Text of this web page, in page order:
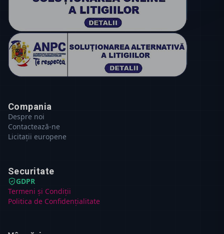
Compania
Despre noi
Contactează-ne
Licitații europene
Securitate
GDPR
Termeni și Condiții
Politica de Confidențialitate